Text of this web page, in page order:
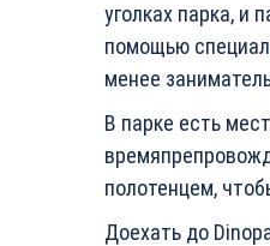
уголках парка, и
помощью
менее
В парке есть
полотенцем,
Доехать до